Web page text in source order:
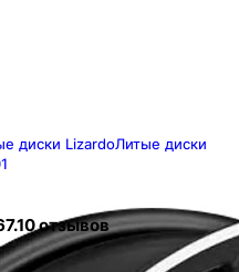
диски LizardoЛитые диски
0отзывов